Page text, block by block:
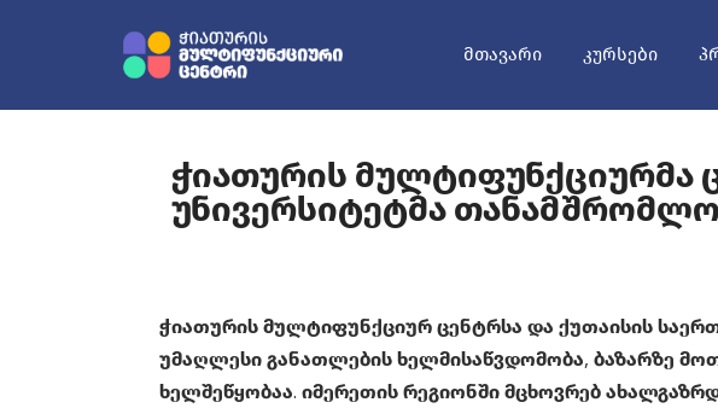
ᲛᲗᲐᲕᲐᲠᲘ ᲙᲣᲠᲡᲔᲑᲘ
Ჭიათურის Მულტიფუნქციურმა
Უნივერსიტეტმა
ჭიათურის მულტიფუნქციურ ცენტრსა და ქუთაისის
უმაღლესი განათლების ხელმისაწვდომობა, ბაზარზე
ხელშეწყობაა. იმერეთის რეგიონში მცხოვრებ ახალ